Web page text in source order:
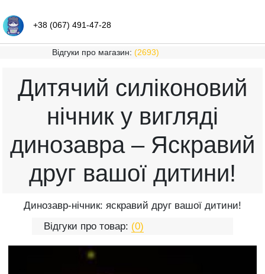
+38 (067) 491-47-28
Відгуки про магазин: (2693)
Дитячий силіконовий
нічник у вигляді
динозавра – Яскравий
друг вашої дитини!
Динозавр-нічник: яскравий друг вашої дитини!
Відгуки про товар: (0)